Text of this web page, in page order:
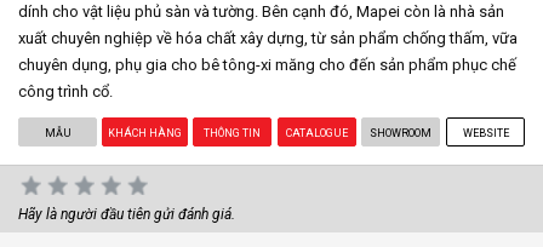
dính cho vật liệu phủ sàn và tường. Bên cạnh đó, Mapei còn là nhà sản
xuất chuyên nghiệp về hóa chất xây dựng, từ sản phẩm chống thấm, vữa
chuyên dụng, phụ gia cho bê tông-xi măng cho đến sản phẩm phục chế
công trình cổ.
MẪU KHÁCH HÀNG THÔNG TIN CATALOGUE SHOWROOM WEBSITE
Hãy là người đầu tiên gửi đánh giá.